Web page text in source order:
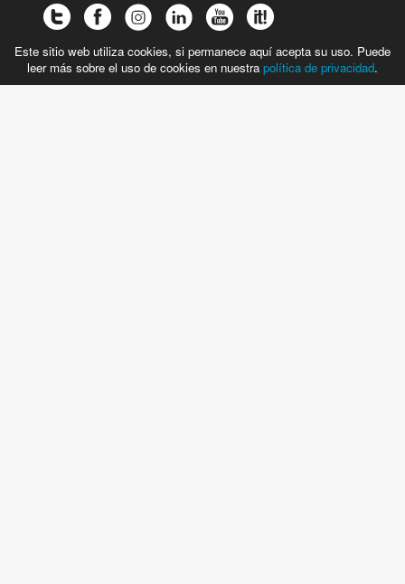
Este sitio web utiliza cookies, si permanece aquí acepta su uso. Puede
leer más sobre el uso de cookies en nuestra política de privacidad.